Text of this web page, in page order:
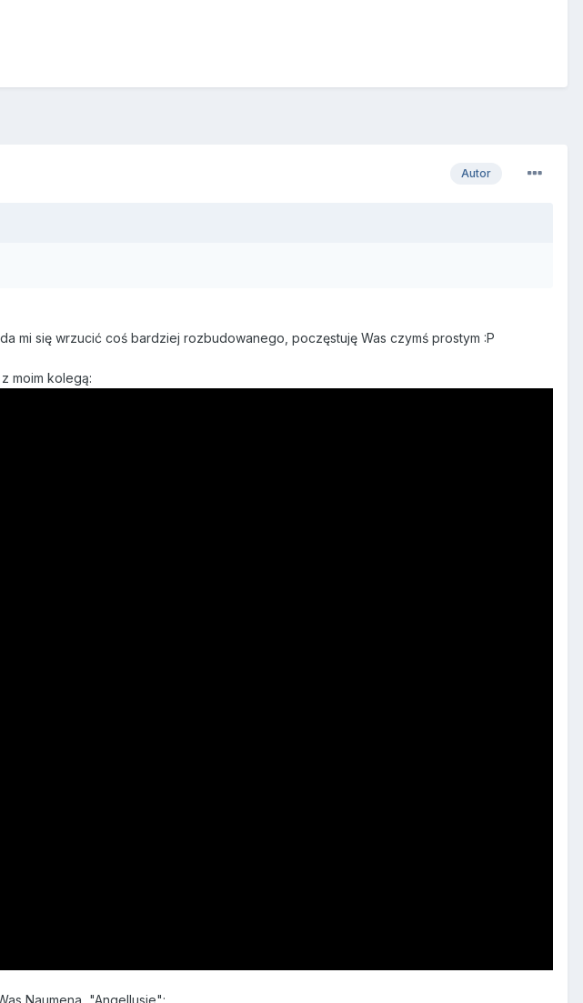
Autor
mi się wrzucić coś bardziej rozbudowanego, poczęstuję Was czymś prostym :P
moim kolegą:
Naumena, "Angellusie":